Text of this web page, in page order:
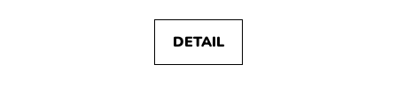
DETAIL